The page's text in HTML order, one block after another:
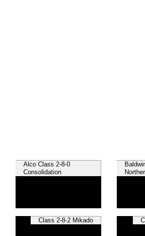
Alco Class 2-8-0
Consolidation
Class 2-8-2 Mikado